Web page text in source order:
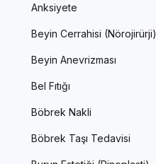
Anksiyete
Beyin Cerrahisi (Nörojirürji)
Beyin Anevrizması
Bel Fıtığı
Böbrek Nakli
Böbrek Taşı Tedavisi